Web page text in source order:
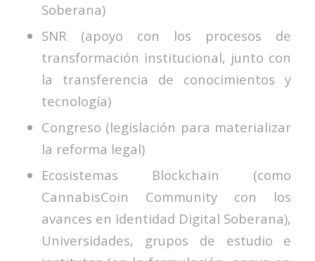
Soberana)
SNR (apoyo con los procesos de
transformación institucional, junto con
la transferencia de conocimientos y
tecnología)
Congreso (legislación para materializar
la reforma legal)
Ecosistemas Blockchain (como
CannabisCoin Community con los
avances en Identidad Digital Soberana),
Universidades, grupos de estudio e